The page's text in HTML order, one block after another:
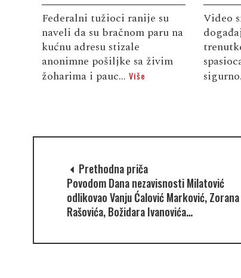
Federalni tužioci ranije su
naveli da su bračnom paru na
kućnu adresu stizale
anonimne pošiljke sa živim
žoharima i pauc... Više
Video
Prethodna priča
Povodom Dana nezavisnosti Milatović
odlikovao Vanju Ćalović Marković, Zorana
Rašovića, Božidara Ivanovića…